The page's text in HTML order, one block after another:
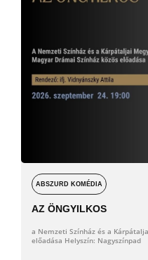
ABSZURD KOMÉDIA
AZ ÖNGYILKOS
a Nemzeti Színház és a
előadása Helyszín: Nagyszínpad